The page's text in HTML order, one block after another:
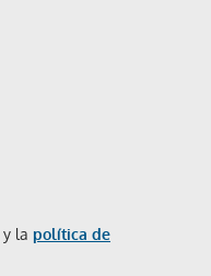
y la política de